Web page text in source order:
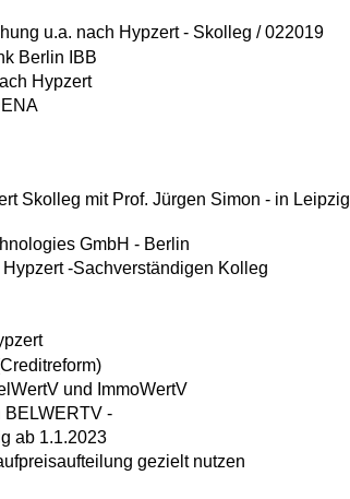
u.a. nach Hypzert - Skolleg / 022019
Berlin IBB
Hypzert
Skolleg mit Prof. Jürgen Simon - in Leipzig
GmbH - Berlin
-Sachverständigen Kolleg
und ImmoWertV
BELWERTV -
ab 1.1.2023
gezielt nutzen